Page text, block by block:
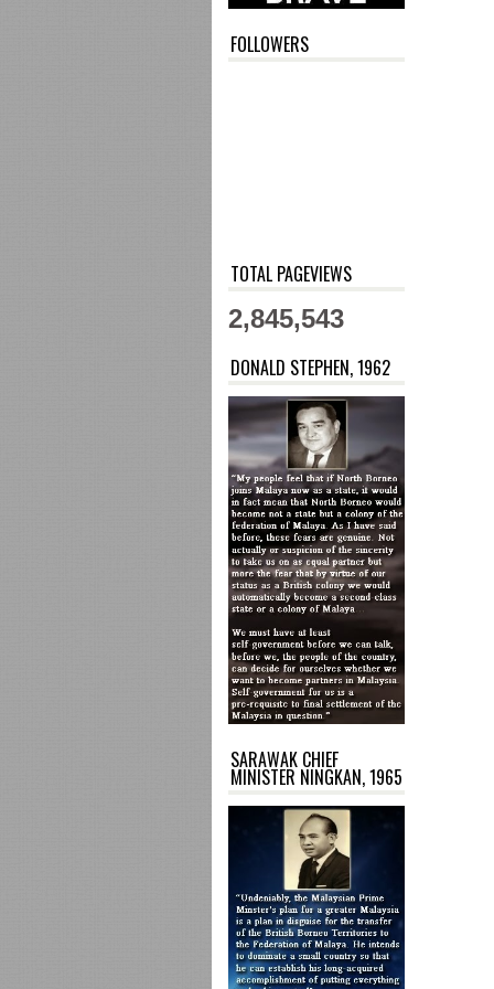
FOLLOWERS
TOTAL PAGEVIEWS
2,845,543
DONALD STEPHEN, 1962
SARAWAK CHIEF
MINISTER NINGKAN, 1965